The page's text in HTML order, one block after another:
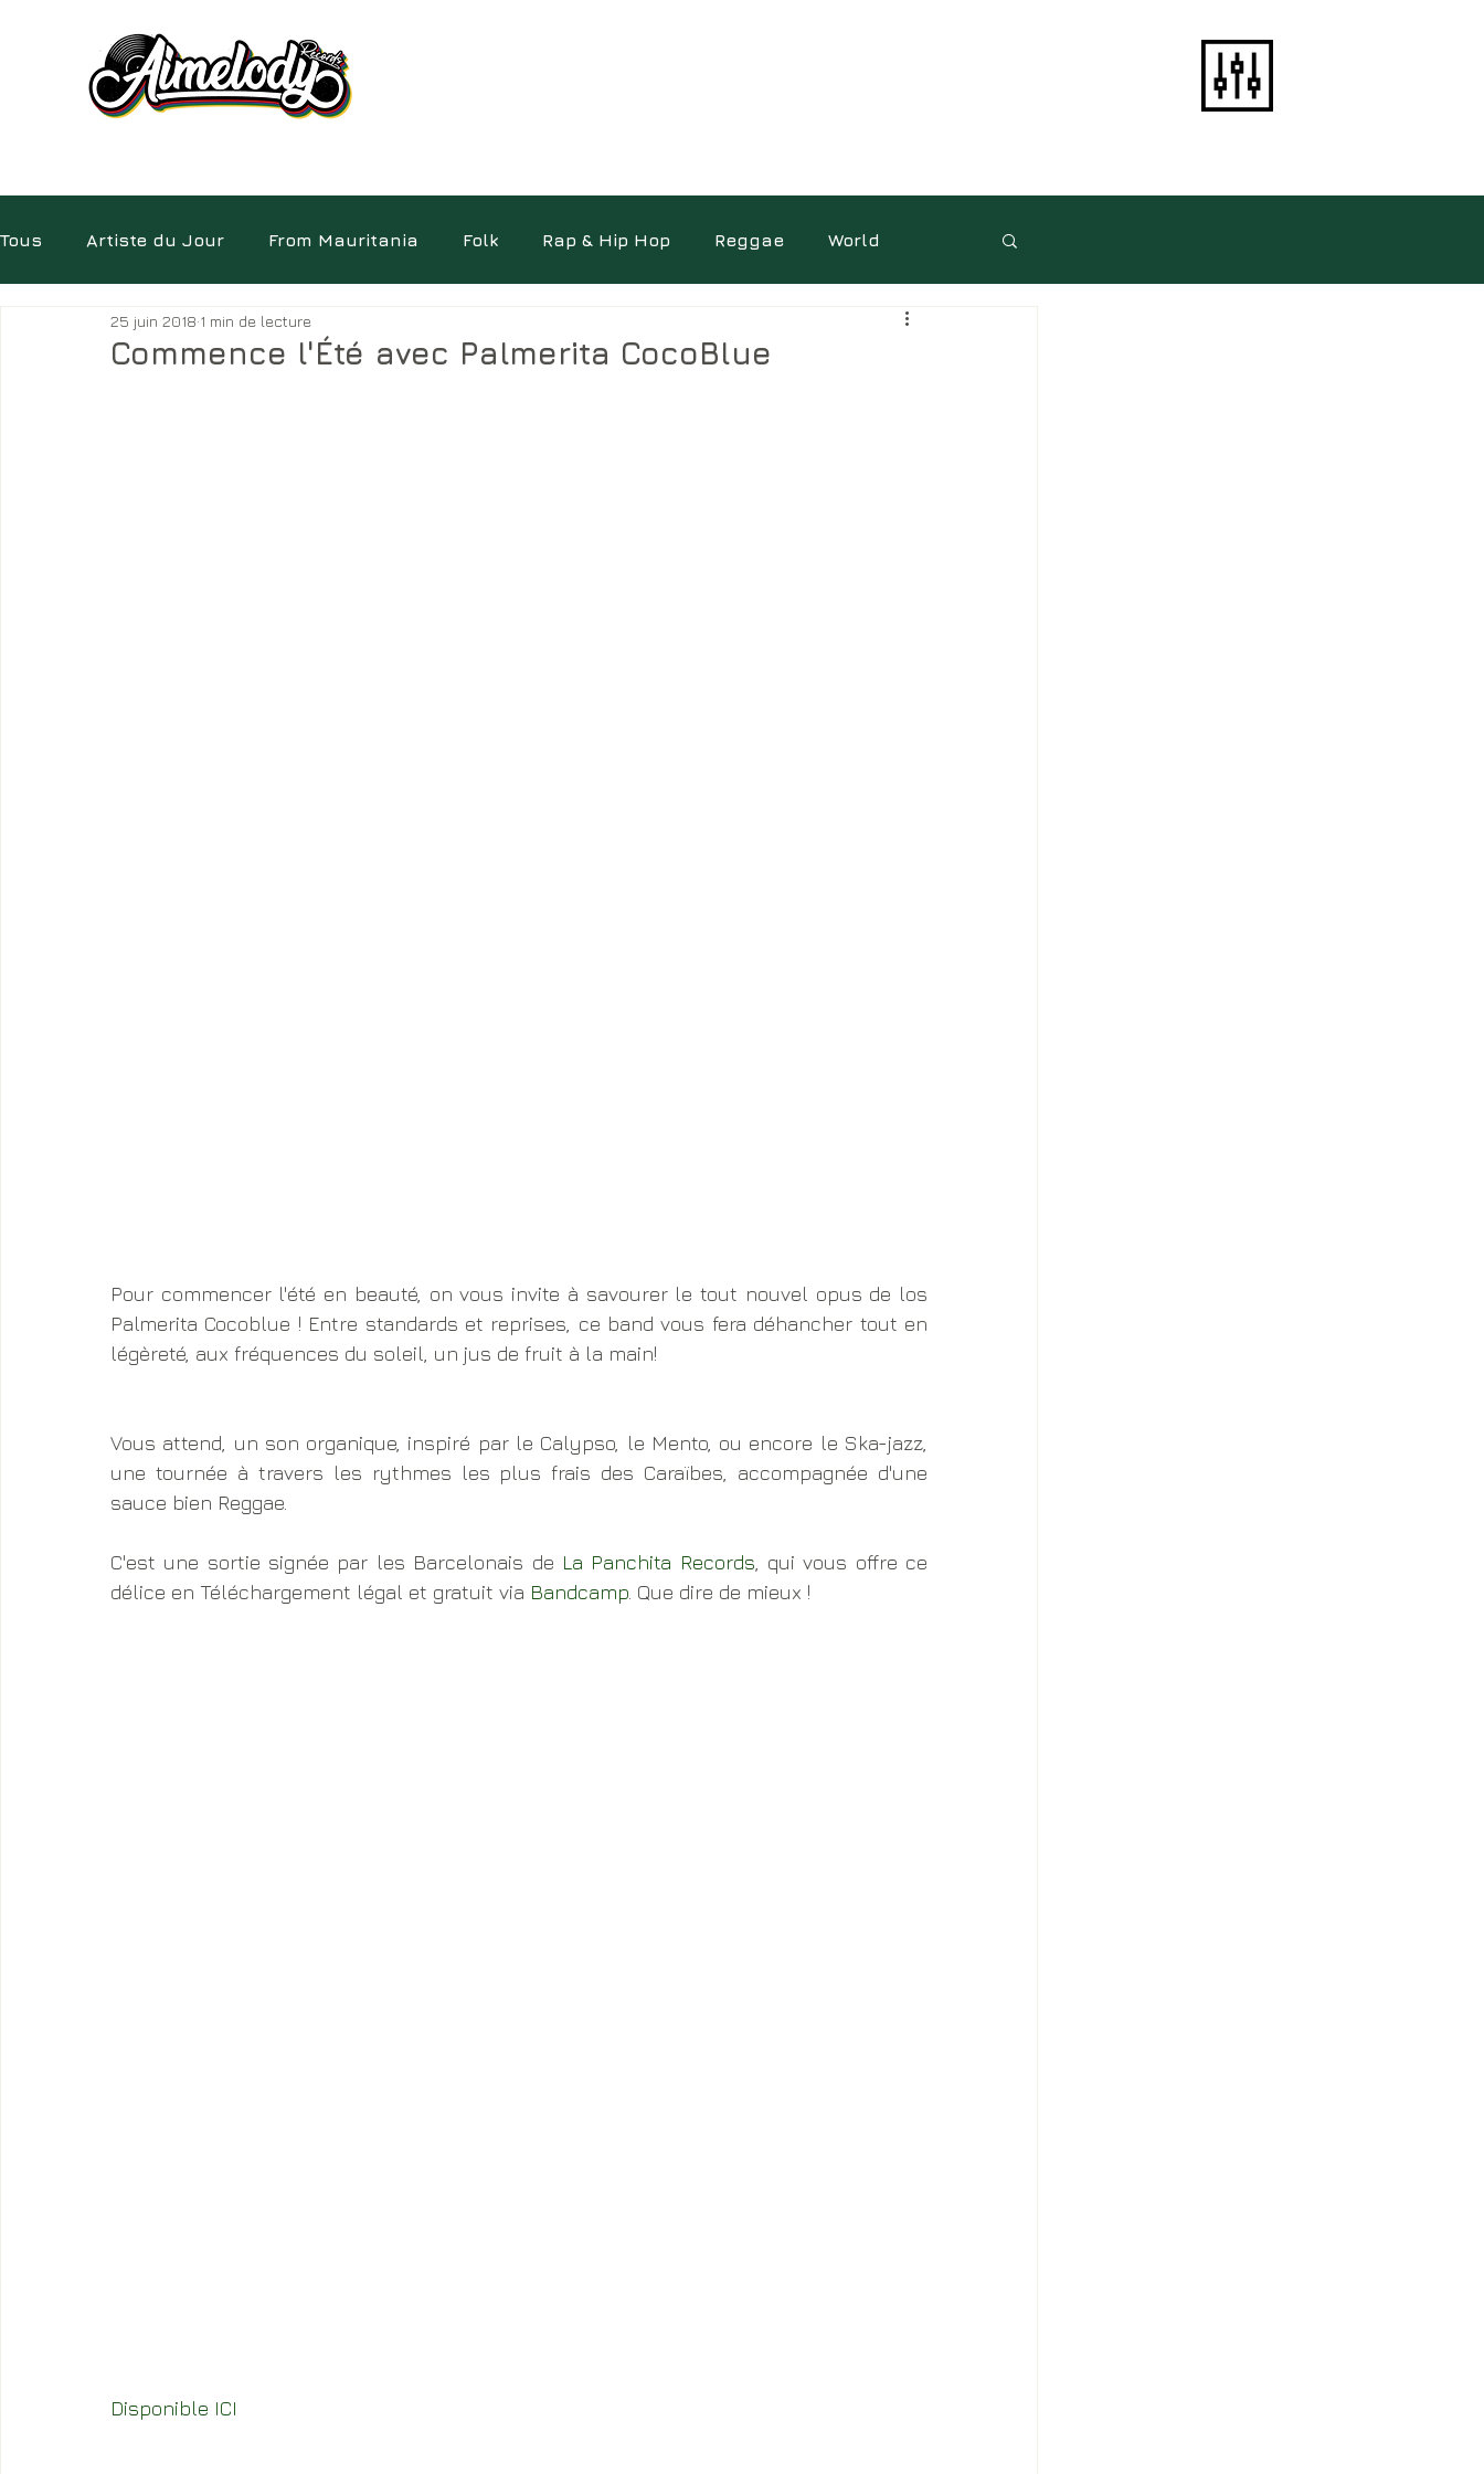
Tous Artiste du Jour From Mauritania Folk Rap & Hip Hop Reggae World
Pépites Album Autres
Commence l'Été avec Palmerita CocoBlue
25 juin 2018 1 min de lecture
Pour commencer l'été en beauté, on vous invite à savourer le tout nouvel opus de los
Palmerita Cocoblue ! Entre standards et reprises, ce band vous fera déhancher tout en
légèreté, aux fréquences du soleil, un jus de fruit à la main!
Vous attend, un son organique, inspiré par le Calypso, le Mento, ou encore le Ska-jazz,
une tournée à travers les rythmes les plus frais des Caraïbes, accompagnée d'une
sauce bien Reggae.
C'est une sortie signée par les Barcelonais de La Panchita Records , qui vous offre ce
délice en Téléchargement légal et gratuit via Bandcamp . Que dire de mieux !
Disponible ICI